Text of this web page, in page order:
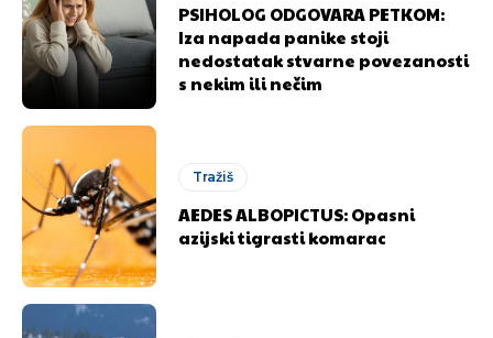
PSIHOLOG ODGOVARA PETKOM:
Iza napada panike stoji
nedostatak stvarne povezanosti
s nekim ili nečim
Tražiš
AEDES ALBOPICTUS: Opasni
azijski tigrasti komarac